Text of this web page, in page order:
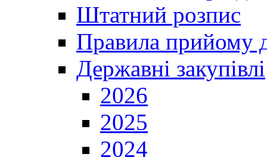
Штатний розпис
Правила прийому
Державні закупівлі
2026
2025
2024